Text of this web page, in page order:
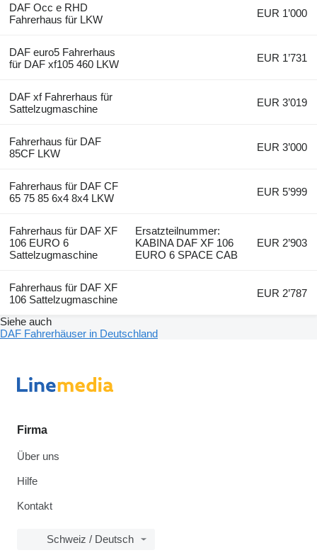
DAF Occ e RHD
Fahrerhaus für LKW
EUR 1’000
DAF euro5 Fahrerhaus
für DAF xf105 460 LKW
EUR 1’731
DAF xf Fahrerhaus für
Sattelzugmaschine
EUR 3’019
Fahrerhaus für DAF
85CF LKW
EUR 3’000
Fahrerhaus für DAF CF
65 75 85 6x4 8x4 LKW
EUR 5’999
Fahrerhaus für DAF XF
106 EURO 6
Sattelzugmaschine
Ersatzteilnummer:
KABINA DAF XF 106
EURO 6 SPACE CAB
EUR 2’903
Fahrerhaus für DAF XF
106 Sattelzugmaschine
EUR 2’787
Siehe auch
DAF Fahrerhäuser in Deutschland
Firma
Über uns
Hilfe
Kontakt
Schweiz / Deutsch